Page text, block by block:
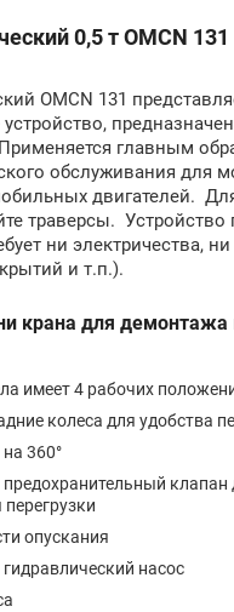
0,5 т OMCN 131
OMCN 131
главным
обслуживания для
двигателей.
траверсы.
ни электричества,
и т.п.).
крана для демонтажа
имеет 4 рабочих
колеса для удобства
360°
клапан
опускания
насос